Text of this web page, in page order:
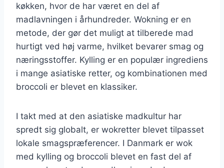
køkken, hvor de har været en del af
madlavningen i århundreder. Wokning er en
metode, der gør det muligt at tilberede mad
hurtigt ved høj varme, hvilket bevarer smag og
næringsstoffer. Kylling er en populær ingrediens
i mange asiatiske retter, og kombinationen med
broccoli er blevet en klassiker.
I takt med at den asiatiske madkultur har
spredt sig globalt, er wokretter blevet tilpasset
lokale smagspræferencer. I Danmark er wok
med kylling og broccoli blevet en fast del af